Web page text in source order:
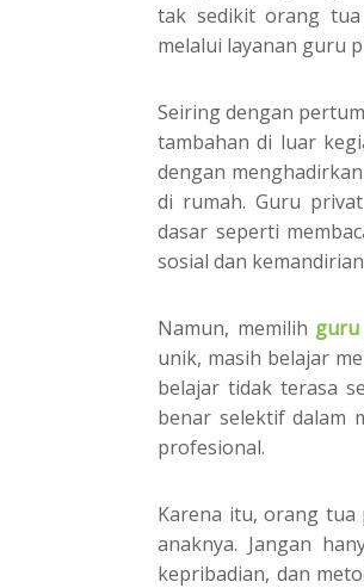
tak sedikit orang tua
melalui layanan guru
Seiring dengan
tambahan di luar
dengan
di rumah. Guru
dasar seperti
sosial dan
Namun, memilih
unik, masih belajar
belajar tidak terasa
benar selektif dalam
profesional.
Karena itu, orang
anaknya. Jangan
kepribadian, dan